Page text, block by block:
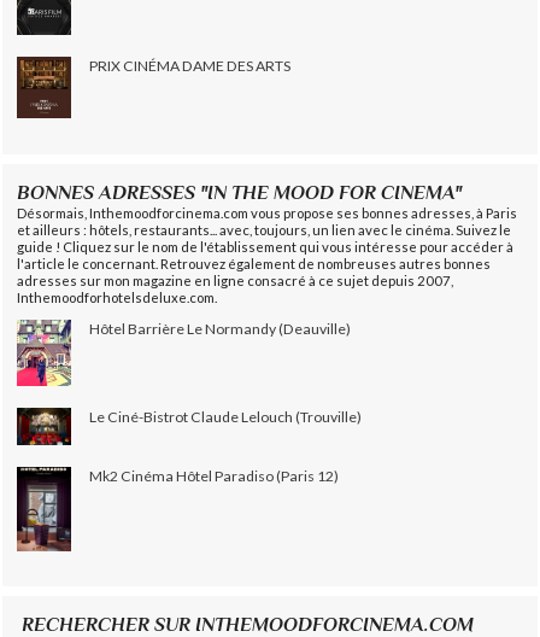
PRIX CINÉMA DAME DES ARTS
BONNES ADRESSES "IN THE MOOD FOR CINEMA"
Désormais, Inthemoodforcinema.com vous propose ses bonnes adresses, à Paris
et ailleurs : hôtels, restaurants... avec, toujours, un lien avec le cinéma. Suivez le
guide ! Cliquez sur le nom de l'établissement qui vous intéresse pour accéder à
l'article le concernant. Retrouvez également de nombreuses autres bonnes
adresses sur mon magazine en ligne consacré à ce sujet depuis 2007,
Inthemoodforhotelsdeluxe.com.
Hôtel Barrière Le Normandy (Deauville)
Le Ciné-Bistrot Claude Lelouch (Trouville)
Mk2 Cinéma Hôtel Paradiso (Paris 12)
RECHERCHER SUR INTHEMOODFORCINEMA.COM